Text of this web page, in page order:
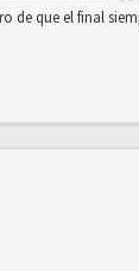
de que el final